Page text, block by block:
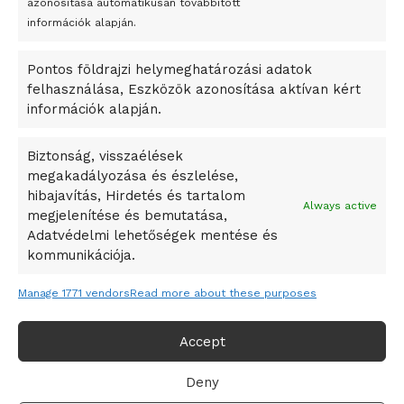
azonosítása automatikusan továbbított
információk alapján.
Pontos földrajzi helymeghatározási adatok
felhasználása, Eszközök azonosítása aktívan kért
információk alapján.
Biztonság, visszaélések
megakadályozása és észlelése,
hibajavítás, Hirdetés és tartalom
megjelenítése és bemutatása,
Adatvédelmi lehetőségek mentése és
kommunikációja.
Always active
Manage 1771 vendorsRead more about these purposes
Accept
Deny
A Startup Campus egyetemi programjainak legjobbjai az
A Ringo Starr új albummal jelentkezik
A Vajdasági Magyar Szövetség államtitkárait kinevezték
Dzsingisz kán hódító hadjárata okozta
Kuramagomedov ötödik, Muszukajev elődöntős – Birkózó
világkupa